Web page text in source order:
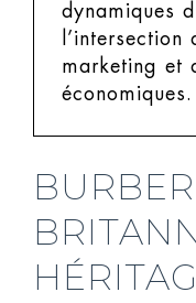
dynamiques
marketing et
économiques.